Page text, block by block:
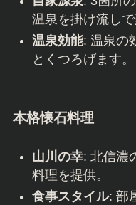
温泉を掛け流しで
温泉効能: 温泉の
とくつろげます。
本格懐石料理
山川の幸: 北信濃
料理を提供。
食事スタイル: 部